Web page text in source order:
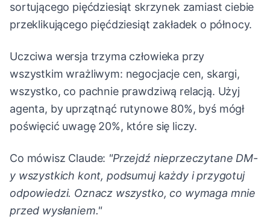
sortującego pięćdziesiąt skrzynek zamiast ciebie
przeklikującego pięćdziesiąt zakładek o północy.
Uczciwa wersja trzyma człowieka przy
wszystkim wrażliwym: negocjacje cen, skargi,
wszystko, co pachnie prawdziwą relacją. Użyj
agenta, by uprzątnąć rutynowe 80%, byś mógł
poświęcić uwagę 20%, które się liczy.
Co mówisz Claude: "Przejdź nieprzeczytane DM-
y wszystkich kont, podsumuj każdy i przygotuj
odpowiedzi. Oznacz wszystko, co wymaga mnie
przed wysłaniem."